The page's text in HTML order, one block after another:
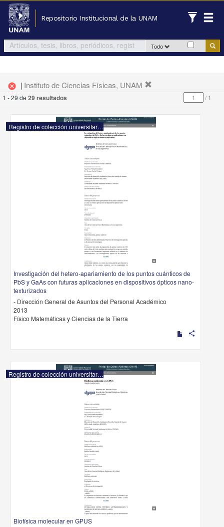
Repositorio Institucional de la UNAM
Todo
cancel | Instituto de Ciencias Físicas, UNAM
1 - 29 de 29 resultados /1
Registro de colección universitaria
Investigación del hetero-apariamiento de los puntos cuánticos de
PbS y GaAs con futuras aplicaciones en dispositivos ópticos nano-
texturizados
- Dirección General de Asuntos del Personal Académico
2013
Físico Matemáticas y Ciencias de la Tierra
share
Registro de colección universitaria
Biofísica molecular en GPUS